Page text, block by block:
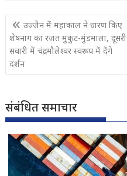
Post
navigation
उज्जैन में महाकाल ने धारण किए
शेषनाग का रजत मुकुट-मुंडमाला, दूसरी
सवारी में चंद्रमौलेश्वर स्वरूप में देंगे
दर्शन
संबंधित समाचार